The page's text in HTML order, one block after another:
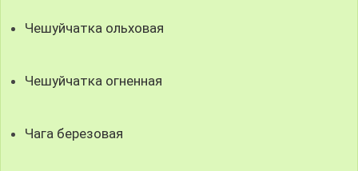
Чешуйчатка ольховая
Чешуйчатка огненная
Чага березовая